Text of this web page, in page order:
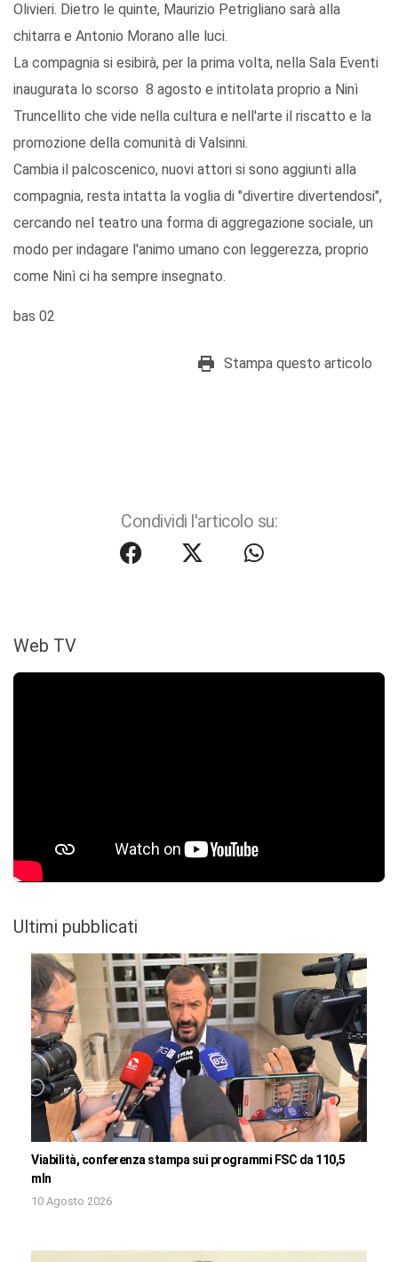
Olivieri. Dietro le quinte, Maurizio Petrigliano sarà alla
chitarra e Antonio Morano alle luci.
La compagnia si esibirà, per la prima volta, nella Sala Eventi
inaugurata lo scorso 8 agosto e intitolata proprio a Ninì
Truncellito che vide nella cultura e nell'arte il riscatto e la
promozione della comunità di Valsinni.
Cambia il palcoscenico, nuovi attori si sono aggiunti alla
compagnia, resta intatta la voglia di "divertire divertendosi",
cercando nel teatro una forma di aggregazione sociale, un
modo per indagare l'animo umano con leggerezza, proprio
come Ninì ci ha sempre insegnato.
bas 02
Stampa questo articolo
Condividi l'articolo su:
Web TV
Ultimi pubblicati
Viabilità, conferenza stampa sui programmi FSC da 110,5
mln
10 Agosto 2026